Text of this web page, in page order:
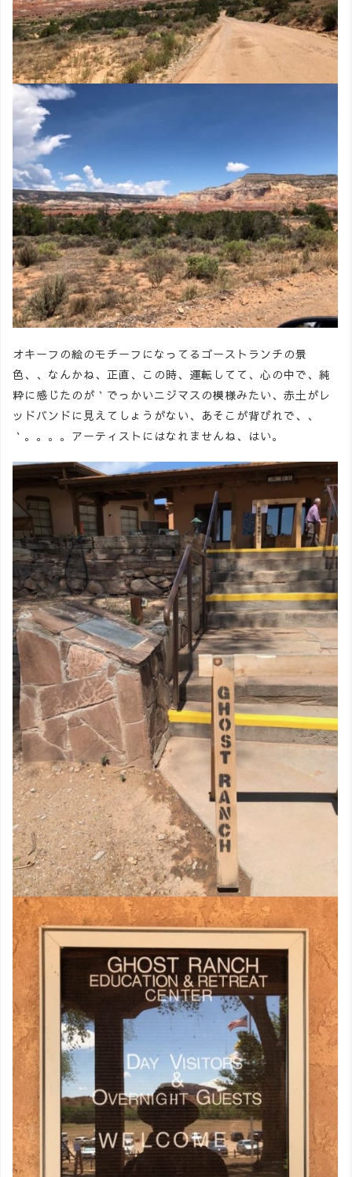
オキーフの絵のモチーフになってるゴーストランチの景
色、、なんかね、正直、この時、運転してて、心の中で、純
粋に感じたのが｀でっかいニジマスの模様みたい、赤土がレ
ッドバンドに見えてしょうがない、あそこが背びれで、、
｀。。。。アーティストにはなれませんね、はい。